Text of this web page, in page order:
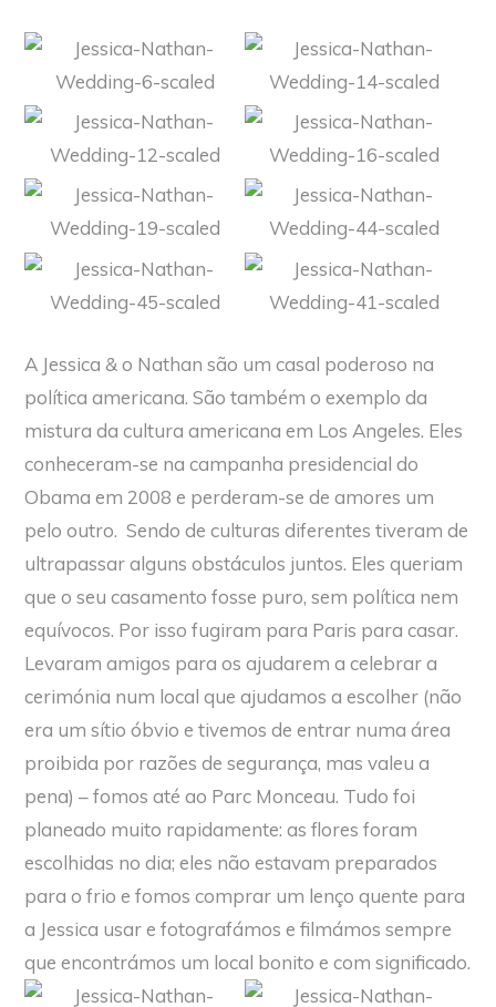
A Jessica & o Nathan são um casal poderoso na
política americana. São também o exemplo da
mistura da cultura americana em Los Angeles. Eles
conheceram-se na campanha presidencial do
Obama em 2008 e perderam-se de amores um
pelo outro. Sendo de culturas diferentes tiveram de
ultrapassar alguns obstáculos juntos. Eles queriam
que o seu casamento fosse puro, sem política nem
equívocos. Por isso fugiram para Paris para casar.
Levaram amigos para os ajudarem a celebrar a
cerimónia num local que ajudamos a escolher (não
era um sítio óbvio e tivemos de entrar numa área
proibida por razões de segurança, mas valeu a
pena) – fomos até ao Parc Monceau. Tudo foi
planeado muito rapidamente: as flores foram
escolhidas no dia; eles não estavam preparados
para o frio e fomos comprar um lenço quente para
a Jessica usar e fotografámos e filmámos sempre
que encontrámos um local bonito e com significado.